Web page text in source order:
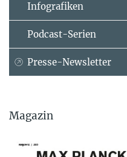
Infografiken
Podcast-Serien
Presse-Newsletter
Magazin